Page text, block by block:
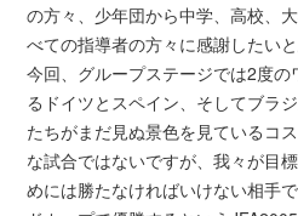
の方々、少年団から中学、高校、
べての指導者の方々に感謝したいと
今回、グループステージでは2度
るドイツとスペイン、そしてブラ
たちがまだ見ぬ景色を見ているコ
な試合ではないですが、我々が目
めには勝たなければいけない相手